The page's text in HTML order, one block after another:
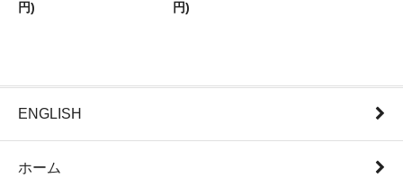
円)
円)
ENGLISH
ホーム